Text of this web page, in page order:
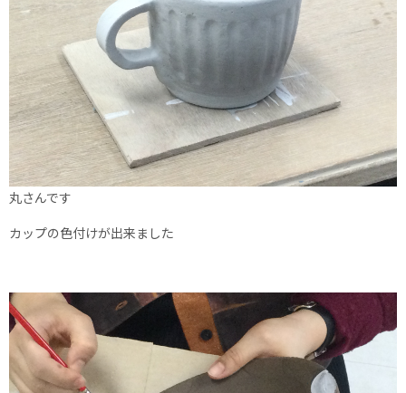
丸さんです
カップの色付けが出来ました